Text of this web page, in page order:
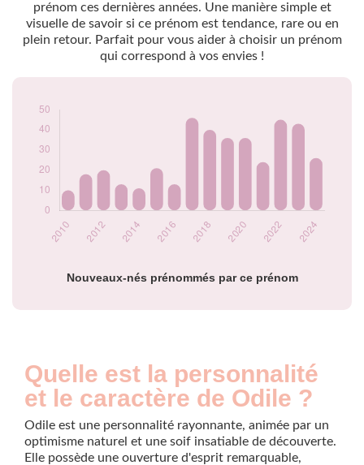
prénom ces dernières années. Une manière simple et
visuelle de savoir si ce prénom est tendance, rare ou en
plein retour. Parfait pour vous aider à choisir un prénom
qui correspond à vos envies !
Nouveaux-nés prénommés par ce prénom
Popularité du
2013
13
2014
11
2015
21
2019
2020
2021
2022
2023
43
26
Quelle est la personnalité
et le caractère de Odile ?
Odile est une personnalité rayonnante, animée par un
optimisme naturel et une soif insatiable de découverte.
Elle possède une ouverture d'esprit remarquable,